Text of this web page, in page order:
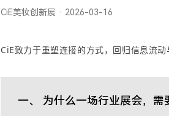
CiE美妆创新展 · 2026-03-16
CiE致力于重塑连接的方式，回归信息流
一、 为什么一场行业展会，需